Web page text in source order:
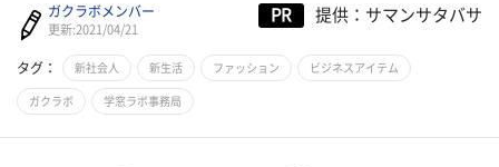
ガクラボメンバー
更新:2021/04/21
PR 提供：サマンサタバサ
タグ： 新社会人 新生活 ファッション ビジネスアイテム
ガクラボ 学窓ラボ事務局